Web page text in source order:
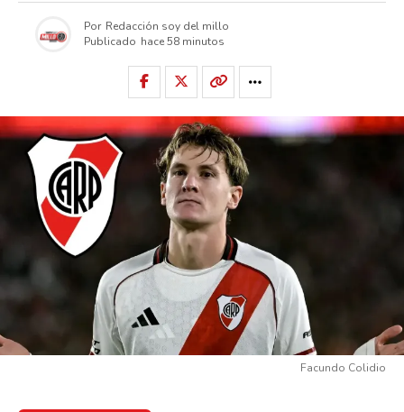
Por Redacción soy del millo
Publicado hace 58 minutos
Facundo Colidio